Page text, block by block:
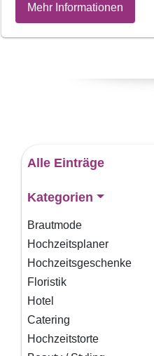
Mehr Informationen
Alle Einträge
Kategorien
Brautmode
Hochzeitsplaner
Hochzeitsgeschenke
Floristik
Hotel
Catering
Hochzeitstorte